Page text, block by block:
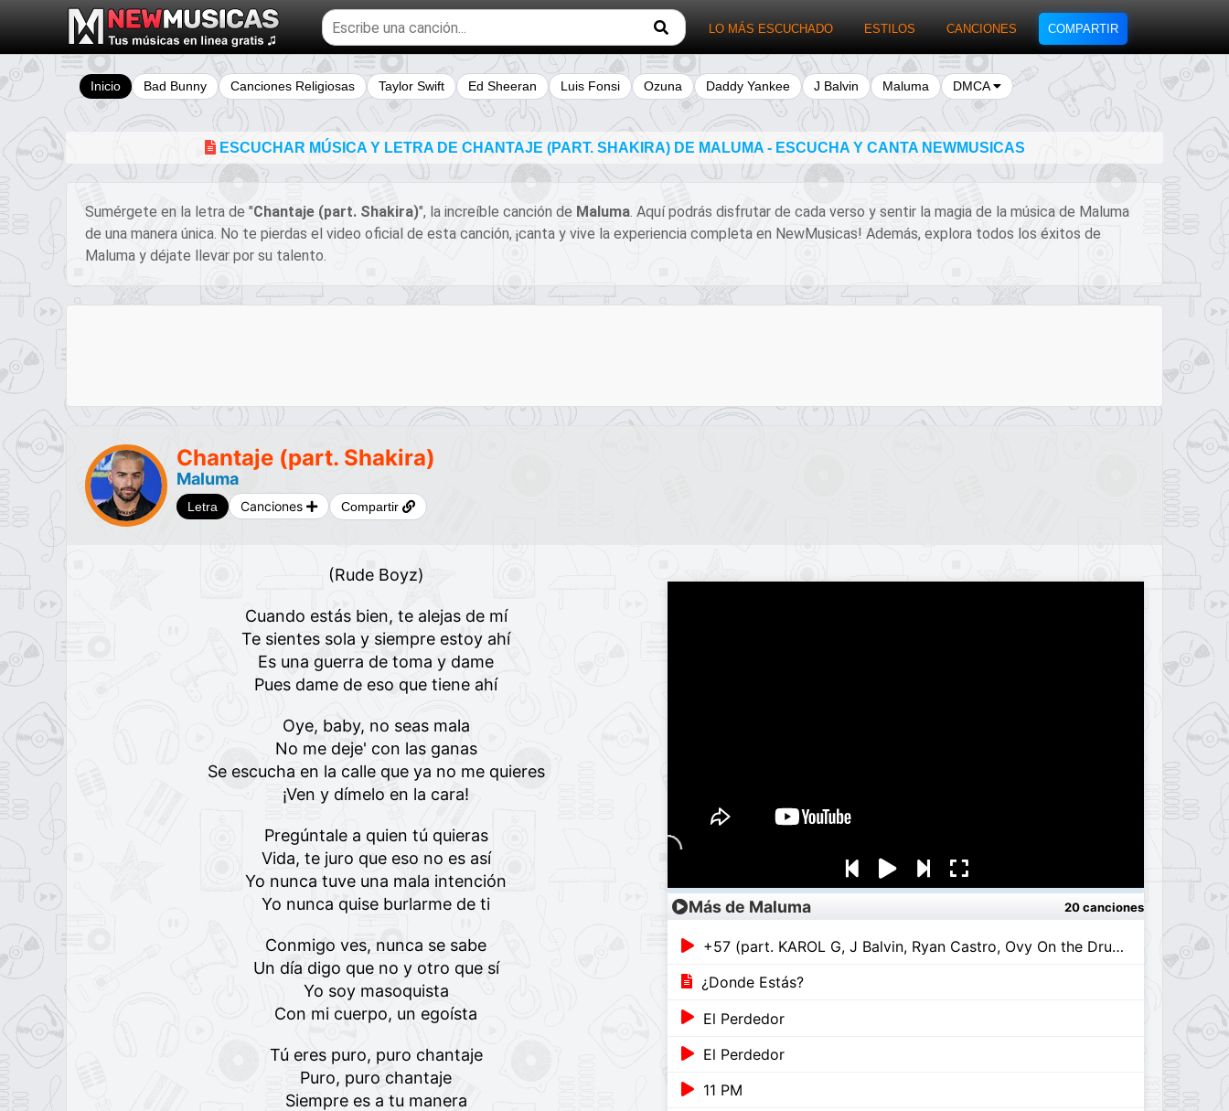
Buscar
temas
musicales
LO MÁS ESCUCHADO ESTILOS CANCIONES COMPARTIR
Inicio Bad Bunny Canciones Religiosas Taylor Swift Ed Sheeran Luis Fonsi Ozuna Daddy Yankee J Balvin Maluma DMCA
ESCUCHAR MÚSICA Y LETRA DE CHANTAJE (PART. SHAKIRA) DE MALUMA - ESCUCHA Y CANTA NEWMUSICAS
Sumérgete en la letra de "Chantaje (part. Shakira)", la increíble canción de Maluma. Aquí podrás disfrutar de cada verso y sentir la magia de la música de Maluma
de una manera única. No te pierdas el video oficial de esta canción, ¡canta y vive la experiencia completa en NewMusicas! Además, explora todos los éxitos de
Maluma y déjate llevar por su talento.
Chantaje (part. Shakira)
Maluma
Letra Canciones Compartir
(Rude Boyz)
Cuando estás bien, te alejas de mí
Te sientes sola y siempre estoy ahí
Es una guerra de toma y dame
Pues dame de eso que tiene ahí
Oye, baby, no seas mala
No me deje' con las ganas
Se escucha en la calle que ya no me quieres
¡Ven y dímelo en la cara!
Pregúntale a quien tú quieras
Vida, te juro que eso no es así
Yo nunca tuve una mala intención
Yo nunca quise burlarme de ti
Conmigo ves, nunca se sabe
Un día digo que no y otro que sí
Yo soy masoquista
Con mi cuerpo, un egoísta
Tú eres puro, puro chantaje
Puro, puro chantaje
Siempre es a tu manera
Más de Maluma 20 canciones
+57 (part. KAROL G, J Balvin, Ryan Castro, Ovy On the Drums, Blessd, Feid y
¿Donde Estás?
El Perdedor
El Perdedor
11 PM